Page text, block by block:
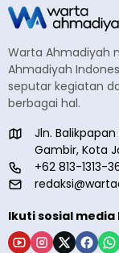
Warta Ahmadiyah
Ahmadiyah
seputar kegiatan
berbagai hal.
Jln.
Gambir, Kota
+62 813-1313-
Ikuti sosial media